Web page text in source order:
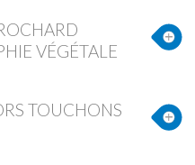
VÉGÉTALE
TOUCHONS